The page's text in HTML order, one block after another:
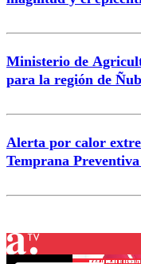
Ministerio de
para la región de
Alerta por calor
Temprana